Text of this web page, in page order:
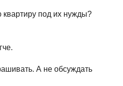
под их нужды?
А не обсуждать